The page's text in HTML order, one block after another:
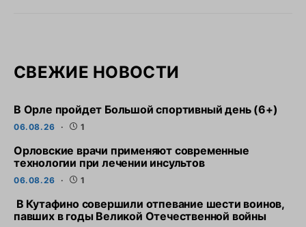
СВЕЖИЕ НОВОСТИ
В Орле пройдет Большой спортивный день (6+)
06.08.26 1
Орловские врачи применяют современные
технологии при лечении инсультов
06.08.26 1
В Кутафино совершили отпевание шести воинов,
павших в годы Великой Отечественной войны